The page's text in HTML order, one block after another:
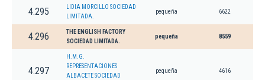
4.295
LIDIA MORCILLO SOCIEDAD
LIMITADA.
pequeña 6622
4.296
THE ENGLISH FACTORY
SOCIEDAD LIMITADA.
pequeña 8559
4.297
H.M.G.
REPRESENTACIONES
ALBACETE SOCIEDAD
pequeña 4616